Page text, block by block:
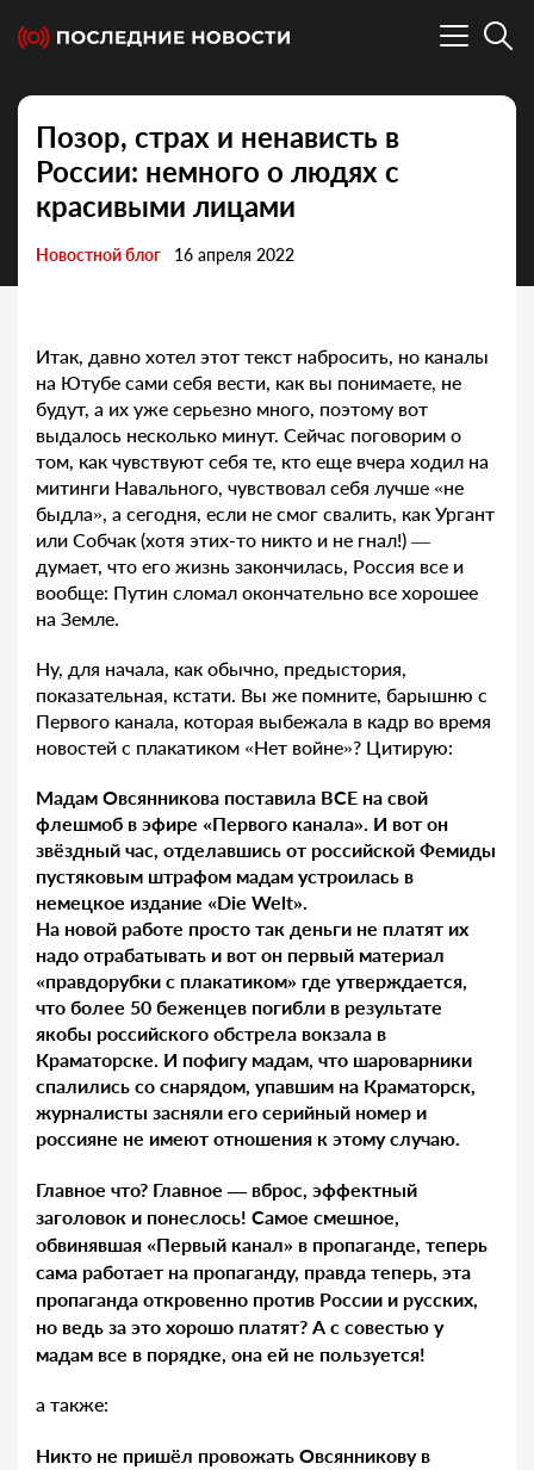
Позoр, страх и ненависть в
России: немного о людях с
красивыми лицами
Новостной блог 16 апреля 2022
Итак, давно хотел этот текст набросить, но каналы
на Ютубе сами себя вести, как вы понимаете, не
будут, а их уже серьезно много, поэтому вот
выдалось несколько минут. Сейчас поговорим о
том, как чувствуют себя те, кто еще вчера ходил на
митинги Навального, чувствовал себя лучше «не
быдла», а сегодня, если не смог свалить, как Ургант
или Собчак (хотя этих-то никто и не гнал!) —
думает, что его жизнь закончилась, Россия все и
вообще: Путин сломал окончательно все хорошее
на Земле.
Ну, для начала, как обычно, предыстория,
показательная, кстати. Вы же помните, барышню с
Первого канала, которая выбежала в кадр во время
новостей с плакатиком «Нет войне»? Цитирую:
Мадам Овсянникова поставила ВСЕ на свой
флешмоб в эфире «Первого канала». И вот он
звёздный час, отделавшись от российской Фемиды
пустяковым штрафом мадам устроилась в
немецкое издание «Die Welt».
На новой работе просто так деньги не платят их
надо отрабатывать и вот он первый материал
«правдорубки с плакатиком» где утверждается,
что более 50 беженцев погибли в результате
якобы российского обстрела вокзала в
Краматорске. И пофигу мадам, что шароварники
спалились со снарядом, упавшим на Краматорск,
журналисты засняли его серийный номер и
россияне не имеют отношения к этому случаю.
Главное что? Главное — вброс, эффектный
заголовок и понеслось! Самое смешное,
обвинявшая «Первый канал» в пропаганде, теперь
сама работает на пропаганду, правда теперь, эта
пропаганда откровенно против России и русских,
но ведь за это хорошо платят? А с совестью у
мадам все в порядке, она ей не пользуется!
а также:
Никто не пришёл провожать Овсянникову в